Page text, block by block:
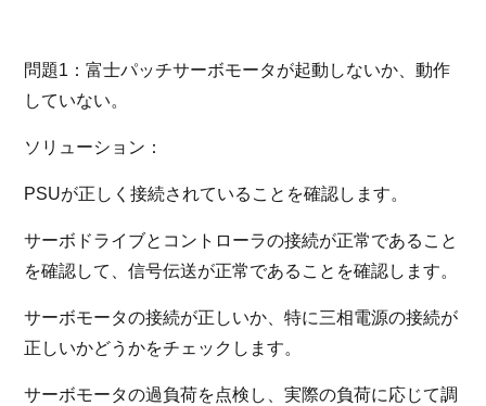
問題1：富士パッチサーボモータが起動しないか、動作
していない。
ソリューション：
PSUが正しく接続されていることを確認します。
サーボドライブとコントローラの接続が正常であること
を確認して、信号伝送が正常であることを確認します。
サーボモータの接続が正しいか、特に三相電源の接続が
正しいかどうかをチェックします。
サーボモータの過負荷を点検し、実際の負荷に応じて調